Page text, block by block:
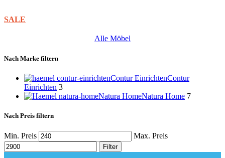
SALE
Alle Möbel
Nach Marke filtern
Contur EinrichtenContur
Einrichten 3
Natura HomeNatura Home 7
Nach Preis filtern
Min. Preis Max. Preis
Filter